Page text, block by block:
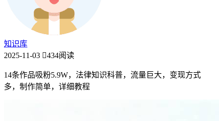
知识库
2025-11-03
434阅读
14条作品吸粉5.9W，法律知识科普，流量巨大，变现方式
多，制作简单，详细教程